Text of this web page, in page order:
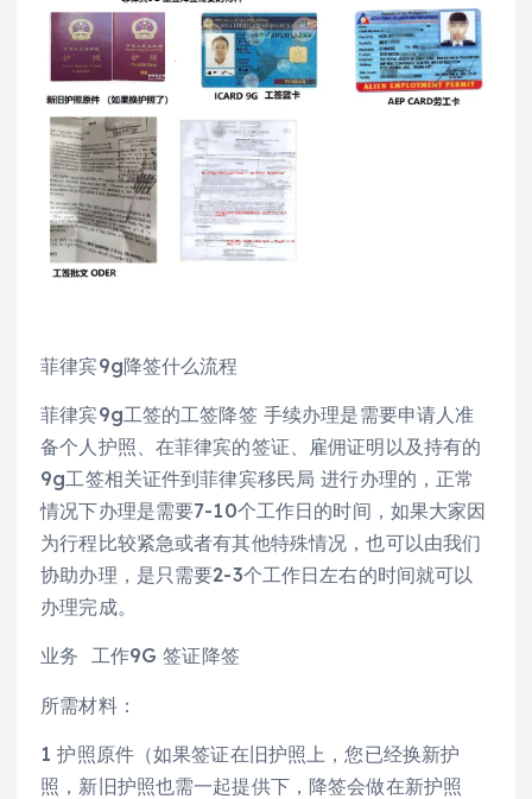
菲律宾9g降签什么流程
菲律宾9g工签的工签降签 手续办理是需要申请人准
备个人护照、在菲律宾的签证、雇佣证明以及持有的
9g工签相关证件到菲律宾移民局 进行办理的，正常
情况下办理是需要7-10个工作日的时间，如果大家因
为行程比较紧急或者有其他特殊情况，也可以由我们
协助办理，是只需要2-3个工作日左右的时间就可以
办理完成。
业务 工作9G 签证降签
所需材料：
1 护照原件（如果签证在旧护照上，您已经换新护
照，新旧护照也需一起提供下，降签会做在新护照